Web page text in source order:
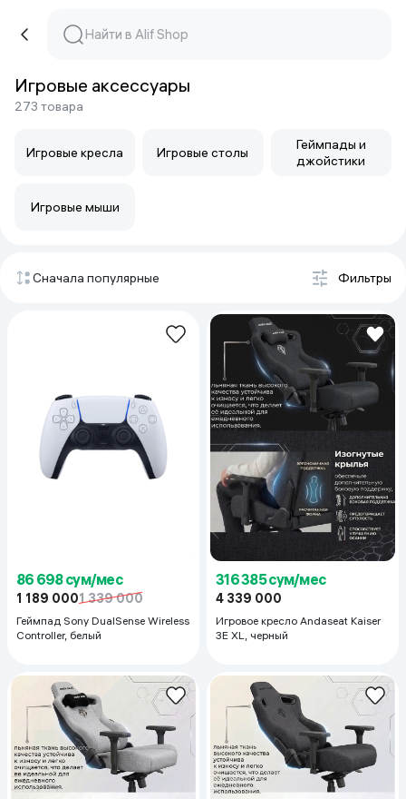
Игровые аксессуары
273 товара
Игровые кресла Игровые столы
Геймпады и
джойстики
Игровые мыши
Сначала популярные Фильтры
86 698 сум/мес
1 189 0001 339 000
Геймпад Sony DualSense Wireless
Controller, белый
316 385 сум/мес
4 339 000
Игровое кресло Andaseat Kaiser
3E XL, черный